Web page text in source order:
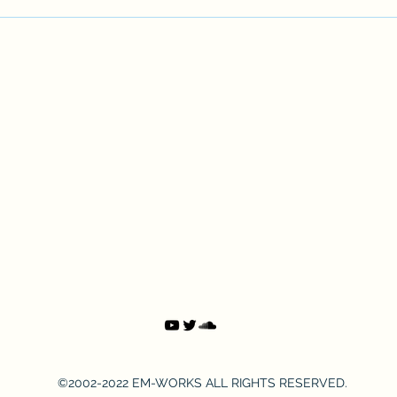
©2002-2022 EM-WORKS ALL RIGHTS RESERVED.